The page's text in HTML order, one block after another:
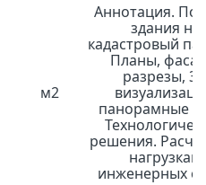
м2
Аннотация.
здания на
кадастровый
Планы,
разрезы,
панорамные
решения.
нагрузкам
инженерных